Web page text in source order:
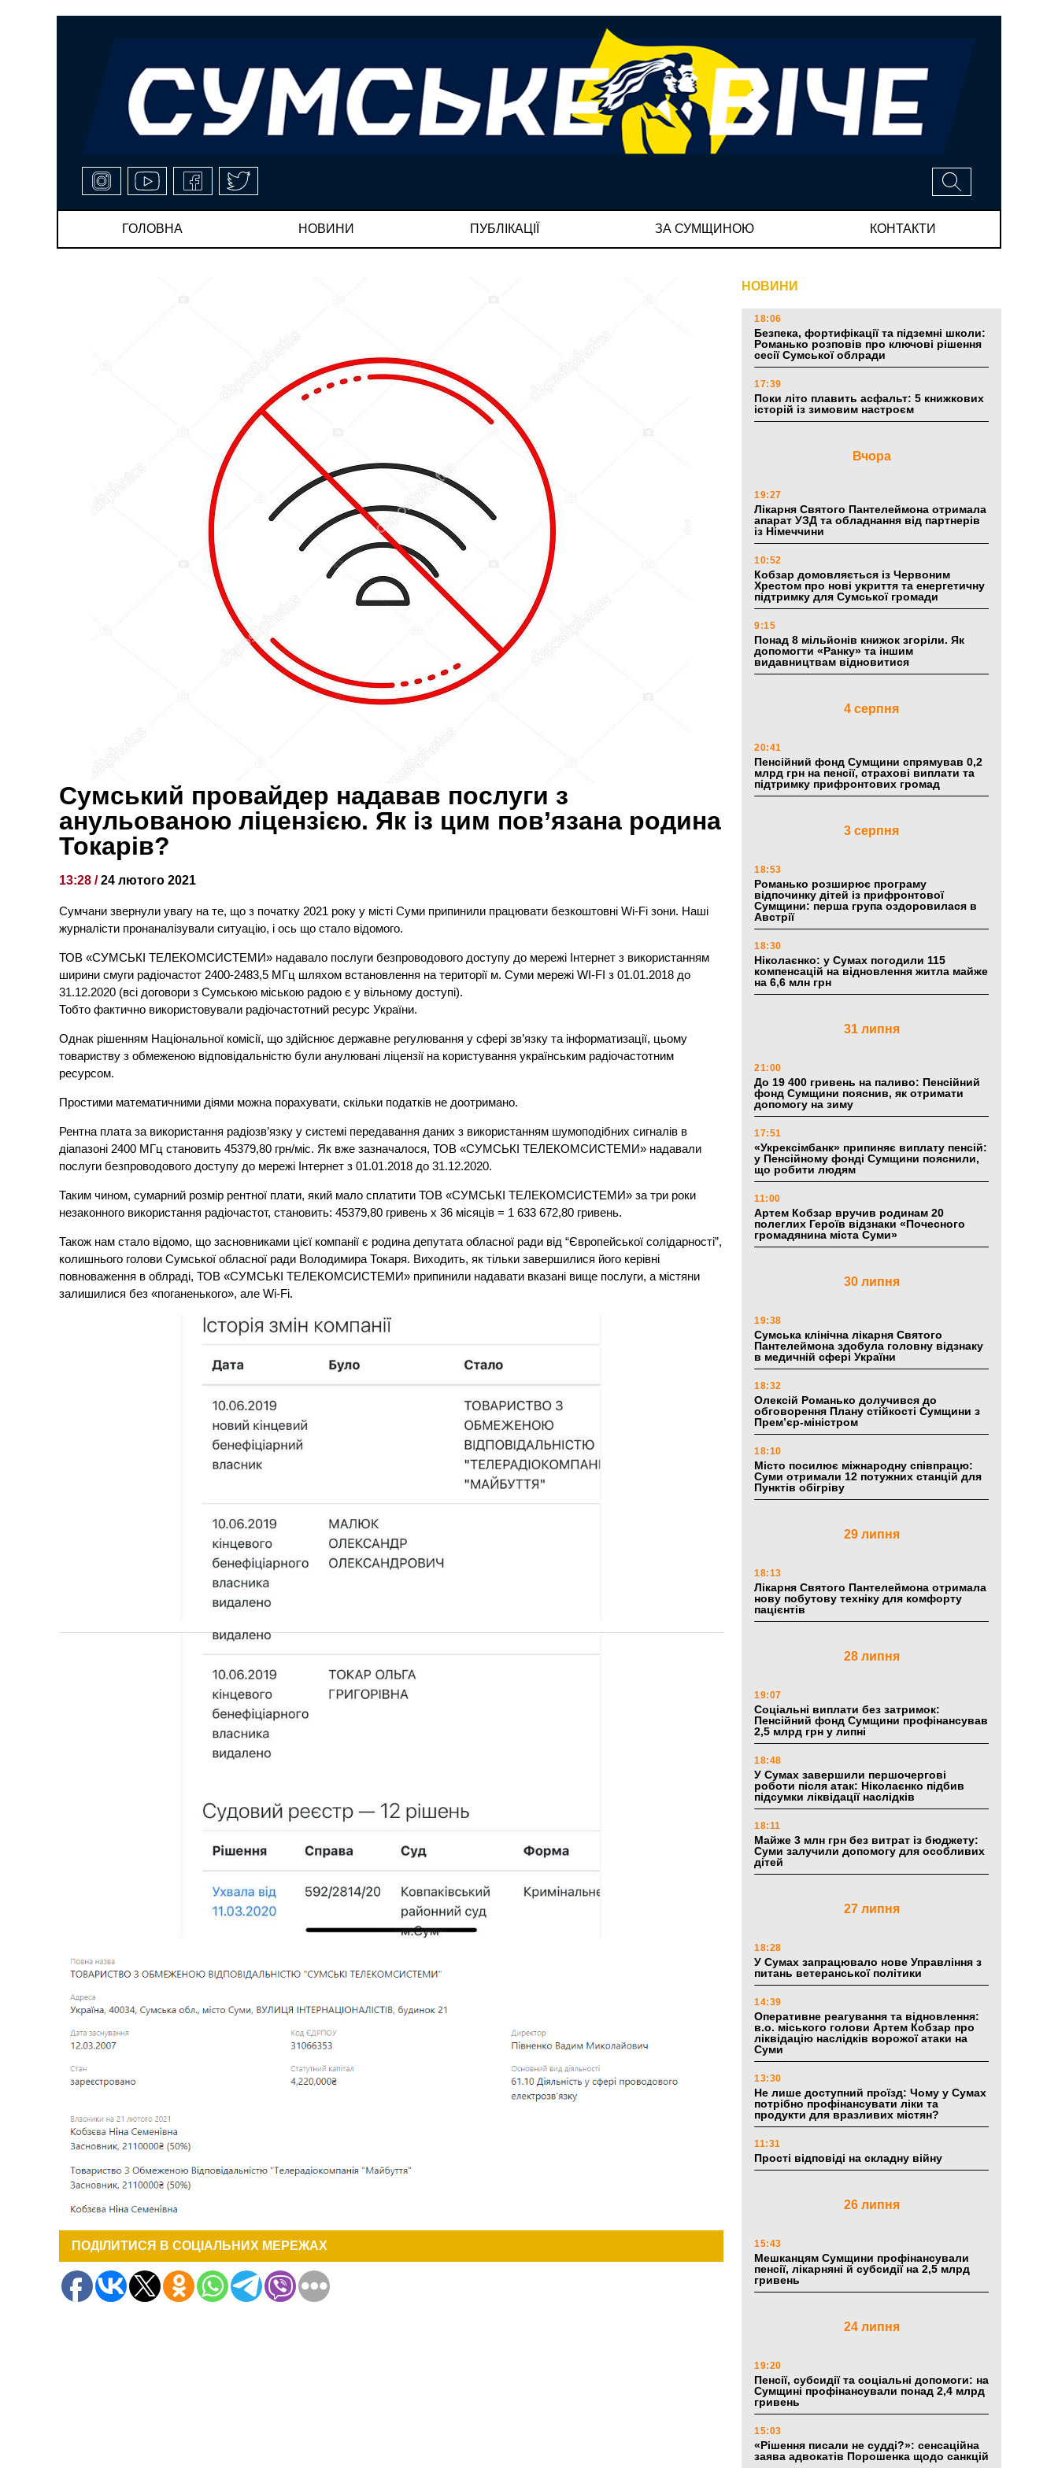
ГОЛОВНА НОВИНИ ПУБЛІКАЦІЇ ЗА СУМЩИНОЮ КОНТАКТИ
Сумський провайдер надавав послуги з
анульованою ліцензією. Як із цим пов’язана родина
Токарів?
13:28 /24 лютого 2021
Сумчани звернули увагу на те, що з початку 2021 року у місті Суми припинили працювати безкоштовні Wi-Fi зони. Наші
журналісти пронаналізували ситуацію, і ось що стало відомого.
ТОВ «СУМСЬКІ ТЕЛЕКОМСИСТЕМИ» надавало послуги безпроводового доступу до мережі Інтернет з використанням
ширини смуги радіочастот 2400-2483,5 МГц шляхом встановлення на території м. Суми мережі WI-FI з 01.01.2018 до
31.12.2020 (всі договори з Сумською міською радою є у вільному доступі).
Тобто фактично використовували радіочастотний ресурс України.
Однак рішенням Національної комісії, що здійснює державне регулювання у сфері зв’язку та інформатизації, цьому
товариству з обмеженою відповідальністю були анулювані ліцензії на користування українським радіочастотним
ресурсом.
Простими математичними діями можна порахувати, скільки податків не доотримано.
Рентна плата за використання радіозв’язку у системі передавання даних з використанням шумоподібних сигналів в
діапазоні 2400 МГц становить 45379,80 грн/міс. Як вже зазначалося, ТОВ «СУМСЬКІ ТЕЛЕКОМСИСТЕМИ» надавали
послуги безпроводового доступу до мережі Інтернет з 01.01.2018 до 31.12.2020.
Таким чином, сумарний розмір рентної плати, який мало сплатити ТОВ «СУМСЬКІ ТЕЛЕКОМСИСТЕМИ» за три роки
незаконного використання радіочастот, становить: 45379,80 гривень х 36 місяців = 1 633 672,80 гривень.
Також нам стало відомо, що засновниками цієї компанії є родина депутата обласної ради від “Європейської солідарності”,
колишнього голови Сумської обласної ради Володимира Токаря. Виходить, як тільки завершилися його керівні
повноваження в облраді, ТОВ «СУМСЬКІ ТЕЛЕКОМСИСТЕМИ» припинили надавати вказані вище послуги, а містяни
залишилися без «поганенького», але Wi-Fi.
ПОДІЛИТИСЯ В СОЦІАЛЬНИХ МЕРЕЖАХ
НОВИНИ
18:06
Безпека, фортифікації та підземні школи:
Романько розповів про ключові рішення
сесії Сумської облради
17:39
Поки літо плавить асфальт: 5 книжкових
історій із зимовим настроєм
Вчора
19:27
Лікарня Святого Пантелеймона отримала
апарат УЗД та обладнання від партнерів
із Німеччини
10:52
Кобзар домовляється із Червоним
Хрестом про нові укриття та енергетичну
підтримку для Сумської громади
9:15
Понад 8 мільйонів книжок згоріли. Як
допомогти «Ранку» та іншим
видавництвам відновитися
4 серпня
20:41
Пенсійний фонд Сумщини спрямував 0,2
млрд грн на пенсії, страхові виплати та
підтримку прифронтових громад
3 серпня
18:53
Романько розширює програму
відпочинку дітей із прифронтової
Сумщини: перша група оздоровилася в
Австрії
18:30
Ніколаєнко: у Сумах погодили 115
компенсацій на відновлення житла майже
на 6,6 млн грн
31 липня
21:00
До 19 400 гривень на паливо: Пенсійний
фонд Сумщини пояснив, як отримати
допомогу на зиму
17:51
«Укрексімбанк» припиняє виплату пенсій:
у Пенсійному фонді Сумщини пояснили,
що робити людям
11:00
Артем Кобзар вручив родинам 20
полеглих Героїв відзнаки «Почесного
громадянина міста Суми»
30 липня
19:38
Сумська клінічна лікарня Святого
Пантелеймона здобула головну відзнаку
в медичній сфері України
18:32
Олексій Романько долучився до
обговорення Плану стійкості Сумщини з
Прем’єр-міністром
18:10
Місто посилює міжнародну співпрацю:
Суми отримали 12 потужних станцій для
Пунктів обігріву
29 липня
18:13
Лікарня Святого Пантелеймона отримала
нову побутову техніку для комфорту
пацієнтів
28 липня
19:07
Соціальні виплати без затримок:
Пенсійний фонд Сумщини профінансував
2,5 млрд грн у липні
18:48
У Сумах завершили першочергові
роботи після атак: Ніколаєнко підбив
підсумки ліквідації наслідків
18:11
Майже 3 млн грн без витрат із бюджету:
Суми залучили допомогу для особливих
дітей
27 липня
18:28
У Сумах запрацювало нове Управління з
питань ветеранської політики
14:39
Оперативне реагування та відновлення:
в.о. міського голови Артем Кобзар про
ліквідацію наслідків ворожої атаки на
Суми
13:30
Не лише доступний проїзд: Чому у Сумах
потрібно профінансувати ліки та
продукти для вразливих містян?
11:31
Прості відповіді на складну війну
26 липня
15:43
Мешканцям Сумщини профінансували
пенсії, лікарняні й субсидії на 2,5 млрд
гривень
24 липня
19:20
Пенсії, субсидії та соціальні допомоги: на
Сумщині профінансували понад 2,4 млрд
гривень
15:03
«Рішення писали не судді?»: сенсаційна
заява адвокатів Порошенка щодо санкцій